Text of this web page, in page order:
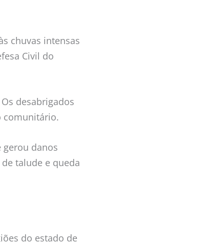
chuvas intensas
Civil do
desabrigados
comunitário.
gerou danos
talude e queda
do estado de